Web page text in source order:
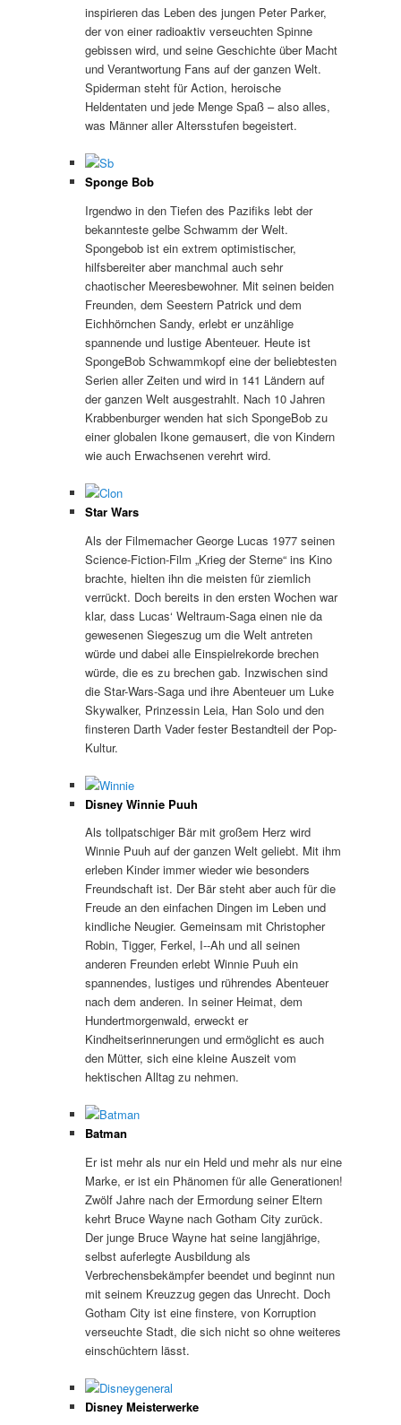
inspirieren das Leben des jungen Peter Parker,
der von einer radioaktiv verseuchten Spinne
gebissen wird, und seine Geschichte über Macht
und Verantwortung Fans auf der ganzen Welt.
Spiderman steht für Action, heroische
Heldentaten und jede Menge Spaß – also alles,
was Männer aller Altersstufen begeistert.
Sponge Bob
Irgendwo in den Tiefen des Pazifiks lebt der
bekannteste gelbe Schwamm der Welt.
Spongebob ist ein extrem optimistischer,
hilfsbereiter aber manchmal auch sehr
chaotischer Meeresbewohner. Mit seinen beiden
Freunden, dem Seestern Patrick und dem
Eichhörnchen Sandy, erlebt er unzählige
spannende und lustige Abenteuer. Heute ist
SpongeBob Schwammkopf eine der beliebtesten
Serien aller Zeiten und wird in 141 Ländern auf
der ganzen Welt ausgestrahlt. Nach 10 Jahren
Krabbenburger wenden hat sich SpongeBob zu
einer globalen Ikone gemausert, die von Kindern
wie auch Erwachsenen verehrt wird.
Star Wars
Als der Filmemacher George Lucas 1977 seinen
Science-Fiction-Film „Krieg der Sterne“ ins Kino
brachte, hielten ihn die meisten für ziemlich
verrückt. Doch bereits in den ersten Wochen war
klar, dass Lucas‘ Weltraum-Saga einen nie da
gewesenen Siegeszug um die Welt antreten
würde und dabei alle Einspielrekorde brechen
würde, die es zu brechen gab. Inzwischen sind
die Star-Wars-Saga und ihre Abenteuer um Luke
Skywalker, Prinzessin Leia, Han Solo und den
finsteren Darth Vader fester Bestandteil der Pop-
Kultur.
Disney Winnie Puuh
Als tollpatschiger Bär mit großem Herz wird
Winnie Puuh auf der ganzen Welt geliebt. Mit ihm
erleben Kinder immer wieder wie besonders
Freundschaft ist. Der Bär steht aber auch für die
Freude an den einfachen Dingen im Leben und
kindliche Neugier. Gemeinsam mit Christopher
Robin, Tigger, Ferkel, I-­‐Ah und all seinen
anderen Freunden erlebt Winnie Puuh ein
spannendes, lustiges und rührendes Abenteuer
nach dem anderen. In seiner Heimat, dem
Hundertmorgenwald, erweckt er
Kindheitserinnerungen und ermöglicht es auch
den Mütter, sich eine kleine Auszeit vom
hektischen Alltag zu nehmen.
Batman
Er ist mehr als nur ein Held und mehr als nur eine
Marke, er ist ein Phänomen für alle Generationen!
Zwölf Jahre nach der Ermordung seiner Eltern
kehrt Bruce Wayne nach Gotham City zurück.
Der junge Bruce Wayne hat seine langjährige,
selbst auferlegte Ausbildung als
Verbrechensbekämpfer beendet und beginnt nun
mit seinem Kreuzzug gegen das Unrecht. Doch
Gotham City ist eine finstere, von Korruption
verseuchte Stadt, die sich nicht so ohne weiteres
einschüchtern lässt.
Disney Meisterwerke